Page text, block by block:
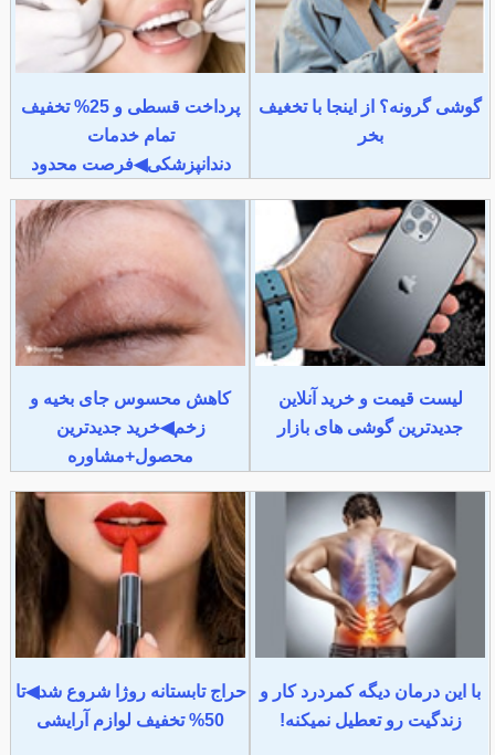
گوشی گرونه؟ از اینجا با تخغیف
بخر
پرداخت قسطی و 25% تخفیف
تمام خدمات
دندانپزشکی◀فرصت محدود
لیست قیمت و خرید آنلاین
جدیدترین گوشی های بازار
کاهش محسوس جای بخیه و
زخم◀خرید جدیدترین
محصول+مشاوره
با این درمان دیگه کمردرد کار و
زندگیت رو تعطیل نمیکنه!
حراج تابستانه روژا شروع شد◀تا
50% تخفیف لوازم آرایشی